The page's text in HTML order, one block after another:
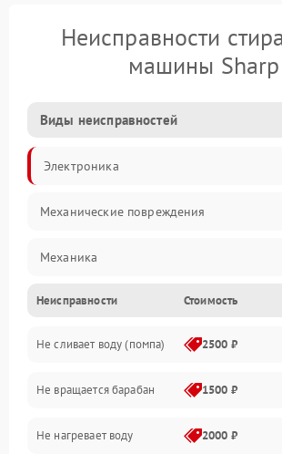
Неисправности
машины Sharp
Виды неисправностей
Электроника
Механические повреждения
Механика
Электропитание
Водоснабжение
Слив
Программное обеспечение
Неисправности Стоимость
Не сливает воду (помпа) 2500 ₽
Не вращается барабан 1500 ₽
Не нагревает воду 2000 ₽